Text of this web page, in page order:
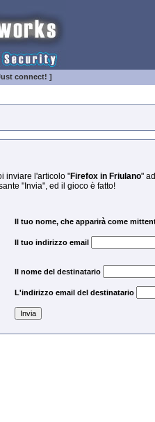
connect! ]
inviare l'articolo "Firefox in Friulano"
"Invia", ed il gioco è fatto!
Il tuo nome, che apparirà come
Il tuo indirizzo email
Il nome del destinatario
L'indirizzo email del destinatario